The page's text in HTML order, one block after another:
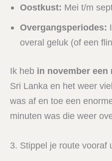
Oostkust: Mei t/m
Overgangsperiodes:
overal geluk (of een
Ik heb in november een
Sri Lanka en het weer
was af en toe een
minuten was die weer
3. Stippel je route vooraf